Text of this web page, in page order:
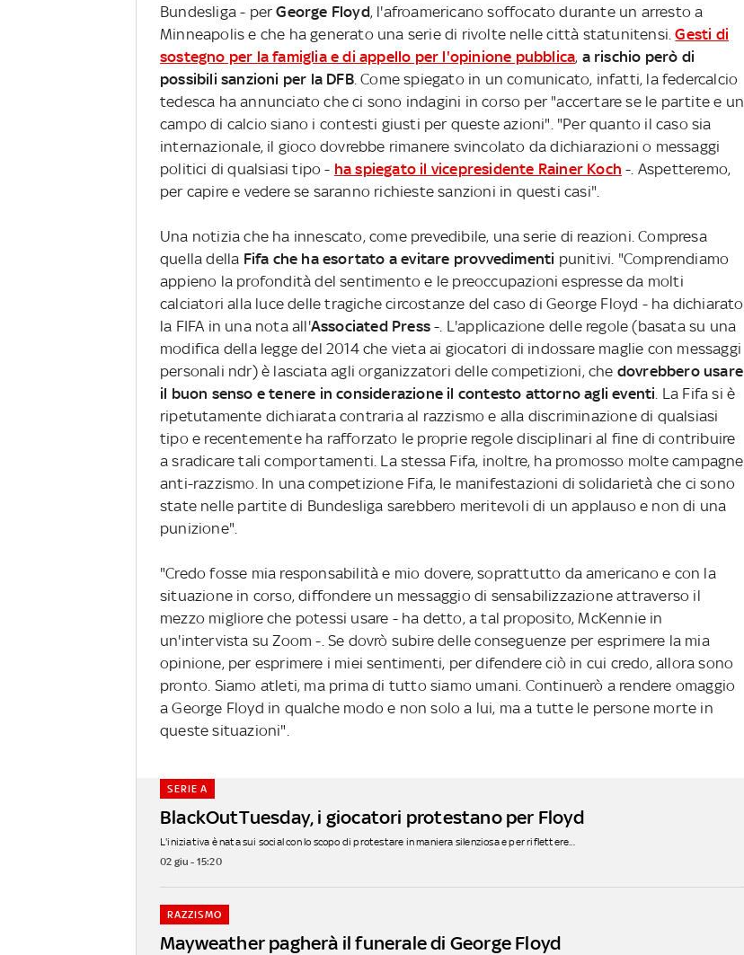
Bundesliga - perGeorge Floyd, l'afroamericano soffocato durante un arresto a
Minneapolis e che ha generato una serie di rivolte nelle città statunitensi.Gesti di
sostegno per la famiglia e di appello per l'opinione pubblica, a rischio però di
possibili sanzioni per la DFB. Come spiegato in un comunicato, infatti, la federcalcio
tedesca ha annunciato che ci sono indagini in corso per "accertare se le partite e un
campo di calcio siano i contesti giusti per queste azioni". "Per quanto il caso sia
internazionale, il gioco dovrebbe rimanere svincolato da dichiarazioni o messaggi
politici di qualsiasi tipo - ha spiegato il vicepresidente Rainer Koch -. Aspetteremo,
per capire e vedere se saranno richieste sanzioni in questi casi".
Una notizia che ha innescato, come prevedibile, una serie di reazioni. Compresa
quella della Fifa che ha esortato a evitare provvedimenti punitivi. "Comprendiamo
appieno la profondità del sentimento e le preoccupazioni espresse da molti
calciatori alla luce delle tragiche circostanze del caso di George Floyd - ha dichiarato
la FIFA in una nota all'Associated Press-. L'applicazione delle regole (basata su una
modifica della legge del 2014 che vieta ai giocatori di indossare maglie con messaggi
personali ndr) è lasciata agli organizzatori delle competizioni, che dovrebbero usare
il buon senso e tenere in considerazione il contesto attorno agli eventi. La Fifa si è
ripetutamente dichiarata contraria al razzismo e alla discriminazione di qualsiasi
tipo e recentemente ha rafforzato le proprie regole disciplinari al fine di contribuire
a sradicare tali comportamenti. La stessa Fifa, inoltre, ha promosso molte campagne
anti-razzismo. In una competizione Fifa, le manifestazioni di solidarietà che ci sono
state nelle partite di Bundesliga sarebbero meritevoli di un applauso e non di una
punizione".
"Credo fosse mia responsabilità e mio dovere, soprattutto da americano e con la
situazione in corso, diffondere un messaggio di sensabilizzazione attraverso il
mezzo migliore che potessi usare - ha detto, a tal proposito, McKennie in
un'intervista su Zoom -. Se dovrò subire delle conseguenze per esprimere la mia
opinione, per esprimere i miei sentimenti, per difendere ciò in cui credo, allora sono
pronto. Siamo atleti, ma prima di tutto siamo umani. Continuerò a rendere omaggio
a George Floyd in qualche modo e non solo a lui, ma a tutte le persone morte in
queste situazioni".
BlackOutTuesday, i giocatori protestano per Floyd
SERIE A
L'iniziativa è nata sui social con lo scopo di protestare in maniera silenziosa e per riflettere...
02 giu - 15:20
Mayweather pagherà il funerale di George Floyd
RAZZISMO